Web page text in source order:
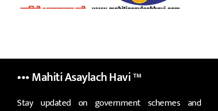
••• Mahiti Asaylach Havi™
Stay updated on government schemes and